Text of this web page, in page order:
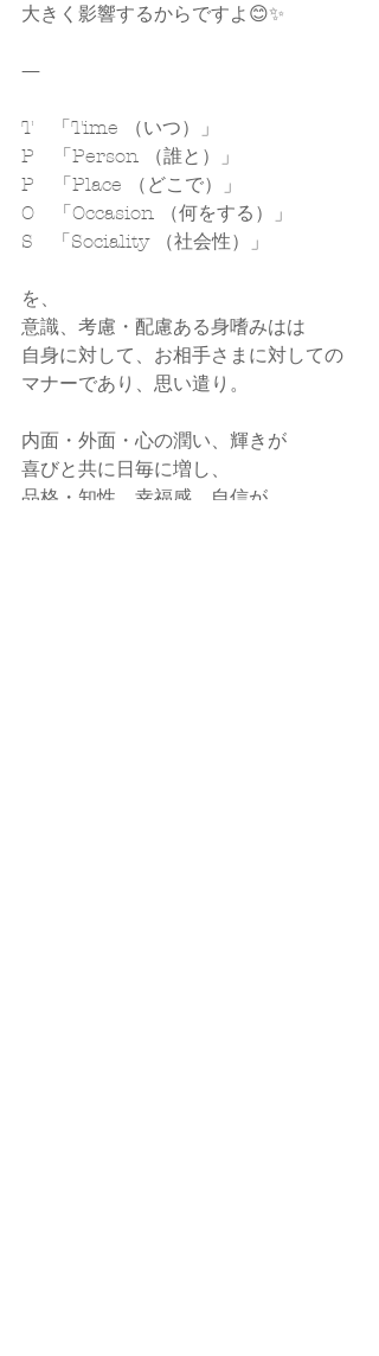
大きく影響するからですよ😊✨
—
T　「Time （いつ）」
P　「Person （誰と）」
P　「Place （どこで）」
O　「Occasion （何をする）」
S　「Sociality （社会性）」
を、
意識、考慮・配慮ある身嗜みはは
自身に対して、お相手さまに対しての
マナーであり、思い遣り。
内面・外面・心の潤い、輝きが
喜びと共に日毎に増し、
品格・知性、幸福感、自信が